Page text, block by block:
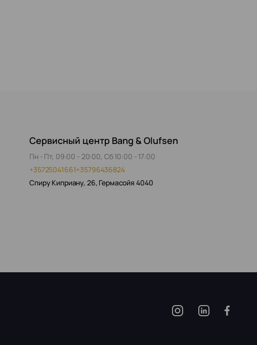
Сервисный центр Bang & Olufsen
Пн - Пт, 09:00 - 20:00, Сб 10:00 - 17:00
+35725041661+35796436824
Спиру Киприану, 26, Гермасойя 4040